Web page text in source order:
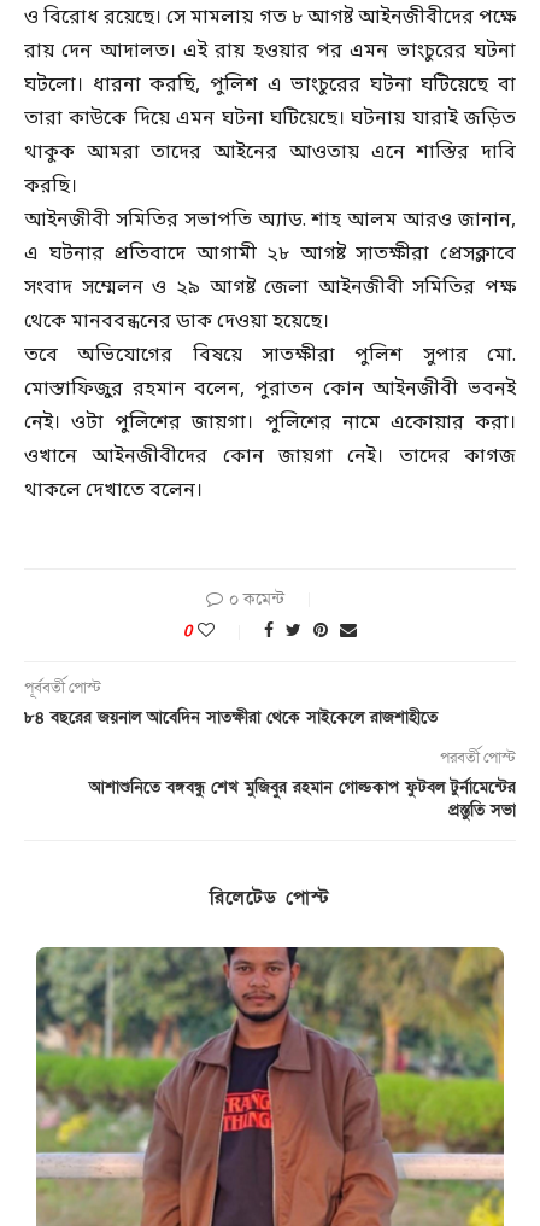
ও বিরোধ রয়েছে। সে মামলায় গত ৮ আগষ্ট আইনজীবীদের পক্ষে
রায় দেন আদালত। এই রায় হওয়ার পর এমন ভাংচুরের ঘটনা
ঘটলো। ধারনা করছি, পুলিশ এ ভাংচুরের ঘটনা ঘটিয়েছে বা
তারা কাউকে দিয়ে এমন ঘটনা ঘটিয়েছে। ঘটনায় যারাই জড়িত
থাকুক আমরা তাদের আইনের আওতায় এনে শাস্তির দাবি
করছি।
আইনজীবী সমিতির সভাপতি অ্যাড. শাহ আলম আরও জানান,
এ ঘটনার প্রতিবাদে আগামী ২৮ আগষ্ট সাতক্ষীরা প্রেসক্লাবে
সংবাদ সম্মেলন ও ২৯ আগষ্ট জেলা আইনজীবী সমিতির পক্ষ
থেকে মানববন্ধনের ডাক দেওয়া হয়েছে।
তবে অভিযোগের বিষয়ে সাতক্ষীরা পুলিশ সুপার মো.
মোস্তাফিজুর রহমান বলেন, পুরাতন কোন আইনজীবী ভবনই
নেই। ওটা পুলিশের জায়গা। পুলিশের নামে একোয়ার করা।
ওখানে আইনজীবীদের কোন জায়গা নেই। তাদের কাগজ
থাকলে দেখাতে বলেন।
০ কমেন্ট
0
পূর্ববর্তী পোস্ট
৮৪ বছরের জয়নাল আবেদিন সাতক্ষীরা থেকে সাইকেলে রাজশাহীতে
পরবর্তী পোস্ট
আশাশুনিতে বঙ্গবন্ধু শেখ মুজিবুর রহমান গোল্ডকাপ ফুটবল টুর্নামেন্টের
প্রস্তুতি সভা
রিলেটেড পোস্ট